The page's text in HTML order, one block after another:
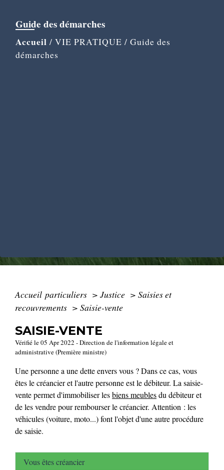
Guide des démarches
Accueil / VIE PRATIQUE / Guide des
démarches
Accueil particuliers > Justice > Saisies et
recouvrements > Saisie-vente
SAISIE-VENTE
Vérifié le 05 Apr 2022 - Direction de l'information légale et
administrative (Première ministre)
Une personne a une dette envers vous ? Dans ce cas, vous
êtes le créancier et l'autre personne est le débiteur. La saisie-
vente permet d'immobiliser lesbiens meublesdu débiteur et
de les vendre pour rembourser le créancier. Attention : les
véhicules (voiture, moto...) font l'objet d'une autre procédure
de saisie.
Vous êtes créancier